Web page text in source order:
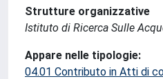
Strutture organizzative
Istituto di Ricerca Sulle
Appare nelle tipologie:
04.01 Contributo in Atti di